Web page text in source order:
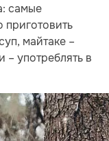
самые
майтаке –
употреблять в